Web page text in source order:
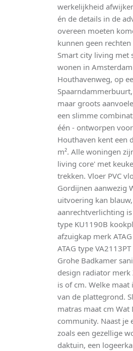
werkelijkheid
én de details in de
overeen moeten
kunnen geen
Smart city living met
wonen in
Houthavenweg, op
maar groots
een slimme
één - ontworpen
Houthaven kent een
m². Alle woningen
living core' met
trekken. Vloer PVC
Gordijnen aanwezig
uitvoering kan
aanrechtverlichting
type KU1190B
afzuigkap merk
ATAG type
Grohe Badkamer
design radiator merk
is of cm. Welke
van de plattegrond.
matras maat cm
community. Naast je
zoals een gezellige
daktuin, een